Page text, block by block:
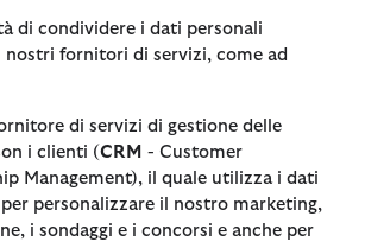
di condividere i dati personali
fornitori di servizi, come ad
di servizi di gestione delle
i clienti (CRM - Customer
Management), il quale utilizza i dati
personalizzare il nostro marketing,
i sondaggi e i concorsi e anche per